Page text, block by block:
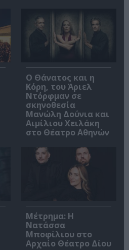
Ο Θάνατος και η
Κόρη, του Άριελ
Ντόρφμαν σε
σκηνοθεσία
Μανώλη Δούνια και
Αιμίλιου Χειλάκη
στο Θέατρο Αθηνών
Μέτρημα: Η
Νατάσσα
Μποφίλιου στο
Αρχαίο Θέατρο Δίου